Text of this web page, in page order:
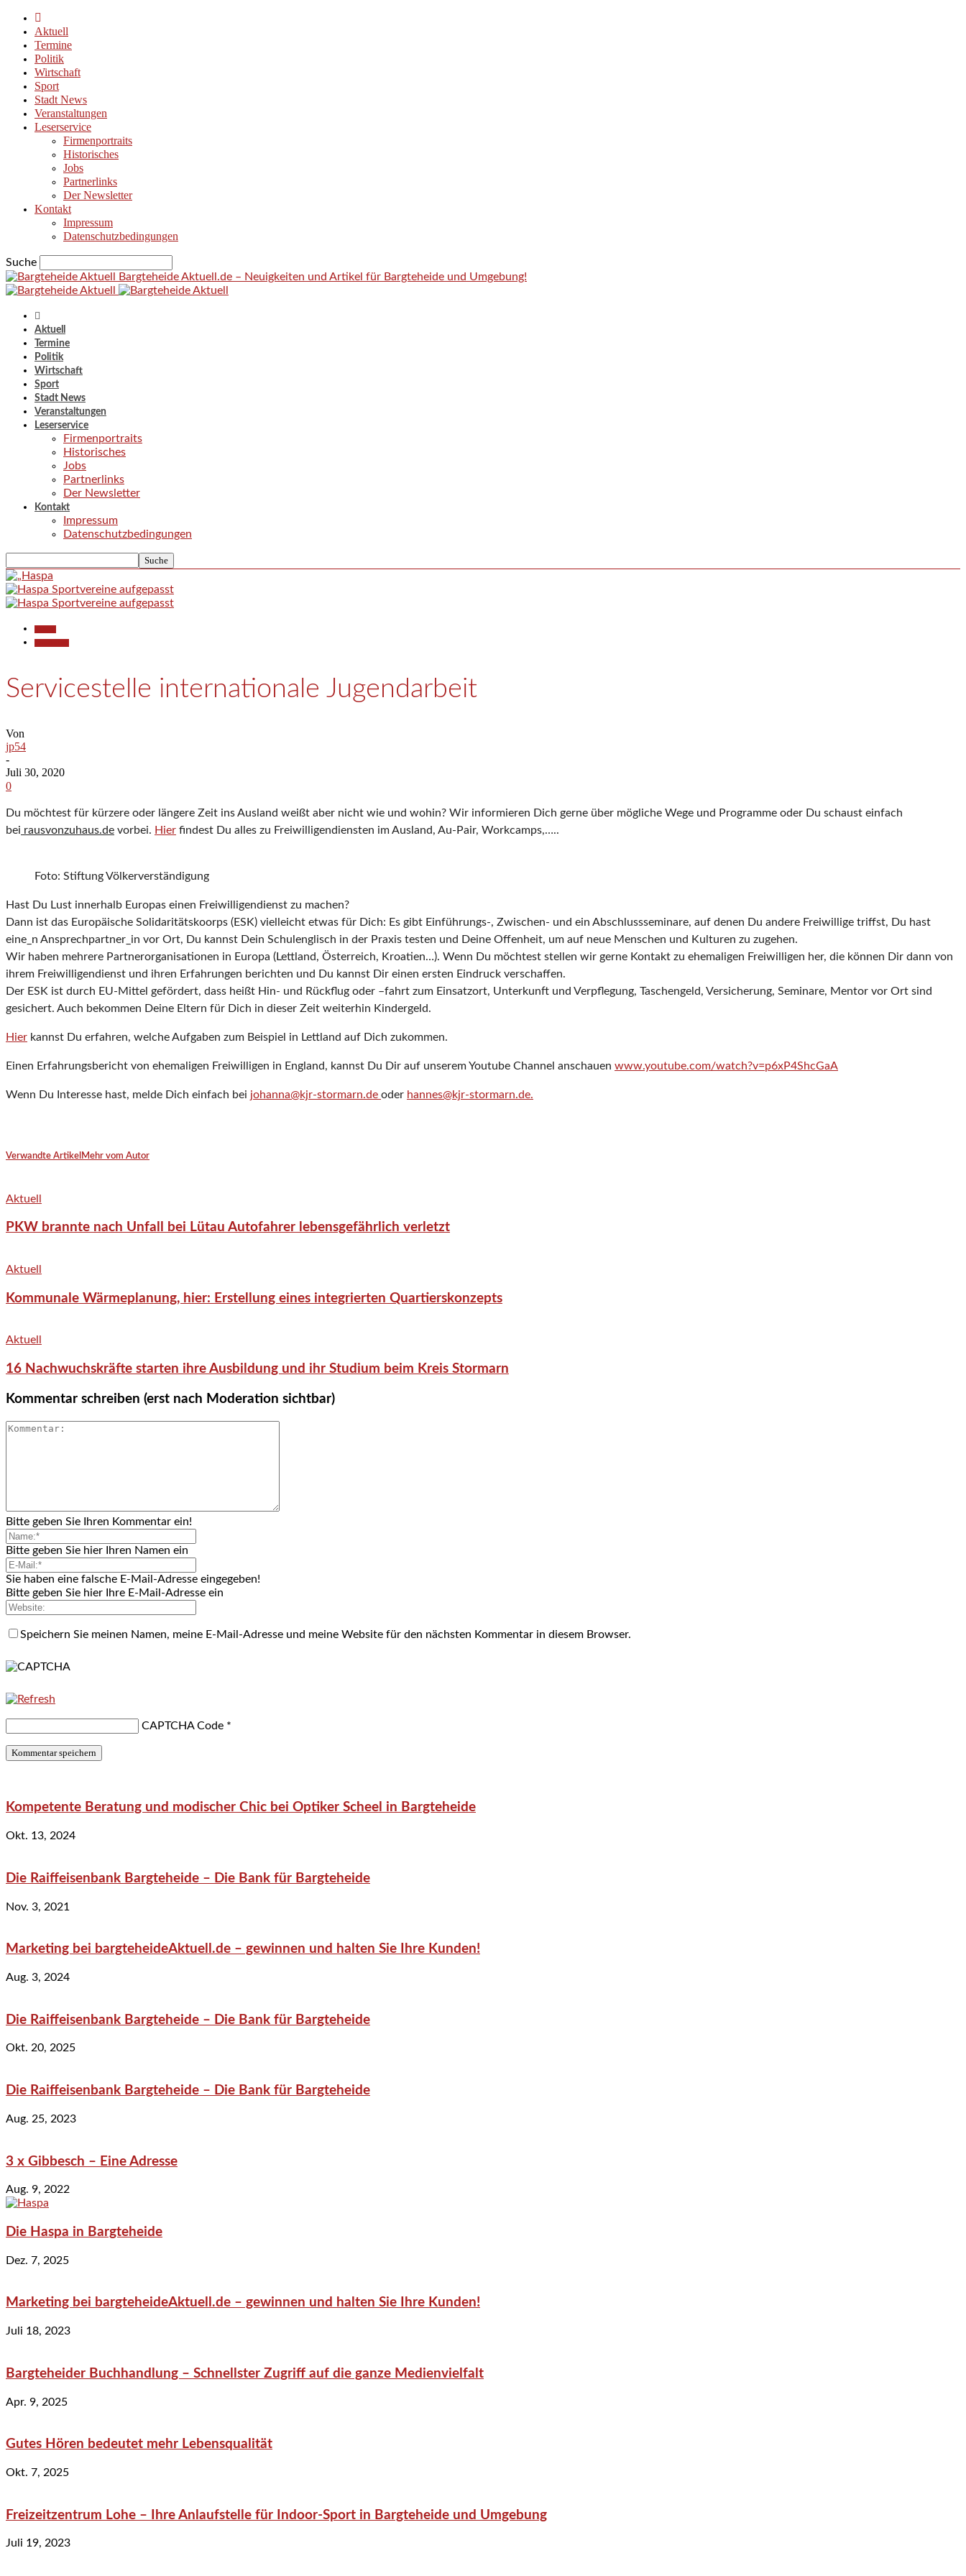
Aktuell
Termine
Politik
Wirtschaft
Sport
Stadt News
Veranstaltungen
Leserservice
Firmenportraits
Historisches
Jobs
Partnerlinks
Der Newsletter
Kontakt
Impressum
Datenschutzbedingungen
Suche
Bargteheide Aktuell.de – Neuigkeiten und Artikel für Bargteheide und Umgebung!
Aktuell
Termine
Politik
Wirtschaft
Sport
Stadt News
Veranstaltungen
Leserservice
Firmenportraits
Historisches
Jobs
Partnerlinks
Der Newsletter
Kontakt
Impressum
Datenschutzbedingungen
Servicestelle internationale Jugendarbeit
Von
jp54
-
Juli 30, 2020
0
Du möchtest für kürzere oder längere Zeit ins Ausland weißt aber nicht wie und wohin? Wir informieren Dich gerne über mögliche Wege und Programme oder Du schaust einfach
bei rausvonzuhaus.de vorbei. Hier findest Du alles zu Freiwilligendiensten im Ausland, Au-Pair, Workcamps,…..
Foto: Stiftung Völkerverständigung
Hast Du Lust innerhalb Europas einen Freiwilligendienst zu machen?
Dann ist das Europäische Solidaritätskoorps (ESK) vielleicht etwas für Dich: Es gibt Einführungs-, Zwischen- und ein Abschlussseminare, auf denen Du andere Freiwillige triffst, Du hast
eine_n Ansprechpartner_in vor Ort, Du kannst Dein Schulenglisch in der Praxis testen und Deine Offenheit, um auf neue Menschen und Kulturen zu zugehen.
Wir haben mehrere Partnerorganisationen in Europa (Lettland, Österreich, Kroatien…). Wenn Du möchtest stellen wir gerne Kontakt zu ehemaligen Freiwilligen her, die können Dir dann von
ihrem Freiwilligendienst und ihren Erfahrungen berichten und Du kannst Dir einen ersten Eindruck verschaffen.
Der ESK ist durch EU-Mittel gefördert, dass heißt Hin- und Rückflug oder –fahrt zum Einsatzort, Unterkunft und Verpflegung, Taschengeld, Versicherung, Seminare, Mentor vor Ort sind
gesichert. Auch bekommen Deine Eltern für Dich in dieser Zeit weiterhin Kindergeld.
Hier kannst Du erfahren, welche Aufgaben zum Beispiel in Lettland auf Dich zukommen.
Einen Erfahrungsbericht von ehemaligen Freiwilligen in England, kannst Du Dir auf unserem Youtube Channel anschauen www.youtube.com/watch?v=p6xP4ShcGaA
Wenn Du Interesse hast, melde Dich einfach bei johanna@kjr-stormarn.de oder hannes@kjr-stormarn.de.
Verwandte Artikel Mehr vom Autor
Aktuell
PKW brannte nach Unfall bei Lütau Autofahrer lebensgefährlich verletzt
Aktuell
Kommunale Wärmeplanung, hier: Erstellung eines integrierten Quartierskonzepts
Aktuell
16 Nachwuchskräfte starten ihre Ausbildung und ihr Studium beim Kreis Stormarn
Kommentar schreiben (erst nach Moderation sichtbar)
Bitte geben Sie Ihren Kommentar ein!
Bitte geben Sie hier Ihren Namen ein
Sie haben eine falsche E-Mail-Adresse eingegeben!
Bitte geben Sie hier Ihre E-Mail-Adresse ein
Speichern Sie meinen Namen, meine E-Mail-Adresse und meine Website für den nächsten Kommentar in diesem Browser.
CAPTCHA Code *
Kompetente Beratung und modischer Chic bei Optiker Scheel in Bargteheide
Okt. 13, 2024
Die Raiffeisenbank Bargteheide – Die Bank für Bargteheide
Nov. 3, 2021
Marketing bei bargteheideAktuell.de – gewinnen und halten Sie Ihre Kunden!
Aug. 3, 2024
Die Raiffeisenbank Bargteheide – Die Bank für Bargteheide
Okt. 20, 2025
Die Raiffeisenbank Bargteheide – Die Bank für Bargteheide
Aug. 25, 2023
3 x Gibbesch – Eine Adresse
Aug. 9, 2022
Die Haspa in Bargteheide
Dez. 7, 2025
Marketing bei bargteheideAktuell.de – gewinnen und halten Sie Ihre Kunden!
Juli 18, 2023
Bargteheider Buchhandlung – Schnellster Zugriff auf die ganze Medienvielfalt
Apr. 9, 2025
Gutes Hören bedeutet mehr Lebensqualität
Okt. 7, 2025
Freizeitzentrum Lohe – Ihre Anlaufstelle für Indoor-Sport in Bargteheide und Umgebung
Juli 19, 2023